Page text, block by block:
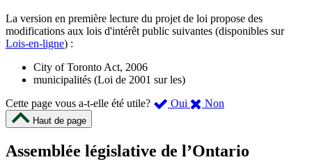
La version en première lecture du projet de loi propose des
modifications aux lois d'intérêt public suivantes (disponibles sur
Lois-en-ligne) :
City of Toronto Act, 2006
municipalités (Loi de 2001 sur les)
Cette page vous a-t-elle été utile?
Oui ,
été
Non
m’a
Haut de page
Assemblée législative de l’Ontario